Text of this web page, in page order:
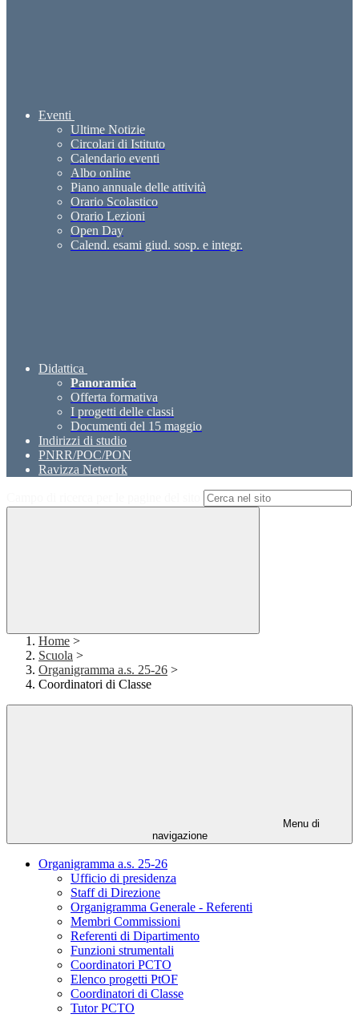
Eventi
Ultime Notizie
Circolari di Istituto
Calendario eventi
Albo online
Piano annuale delle attività
Orario Scolastico
Orario Lezioni
Open Day
Calend. esami giud. sosp. e integr.
Didattica
Panoramica
Offerta formativa
I progetti delle classi
Documenti del 15 maggio
Indirizzi di studio
PNRR/POC/PON
Ravizza Network
Home >
Scuola >
Organigramma a.s. 25-26 >
Coordinatori di Classe
Menu di
navigazione
Organigramma a.s. 25-26
Ufficio di presidenza
Staff di Direzione
Organigramma Generale - Referenti
Membri Commissioni
Referenti di Dipartimento
Funzioni strumentali
Coordinatori PCTO
Elenco progetti PtOF
Coordinatori di Classe
Tutor PCTO